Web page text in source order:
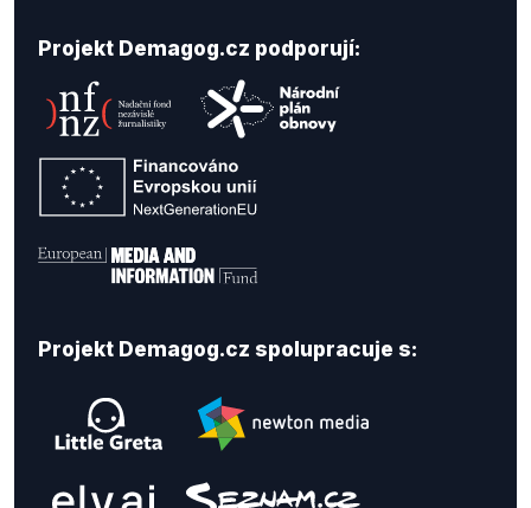
Projekt Demagog.cz podporují:
Projekt Demagog.cz spolupracuje s: